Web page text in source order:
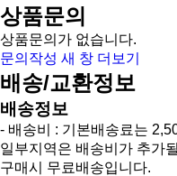
상품문의
상품문의가 없습니다.
문의작성 새 창 더보기
배송/교환정보
배송정보
- 배송비 : 기본배송료는
일부지역은 배송비가 추가
구매시 무료배송입니다.